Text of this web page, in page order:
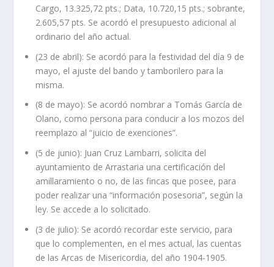
Cargo, 13.325,72 pts.; Data, 10.720,15 pts.; sobrante,
2.605,57 pts. Se acordó el presupuesto adicional al
ordinario del año actual.
(23 de abril): Se acordó para la festividad del día 9 de
mayo, el ajuste del bando y tamborilero para la
misma.
(8 de mayo): Se acordó nombrar a Tomás García de
Olano, como persona para conducir a los mozos del
reemplazo al “juicio de exenciones”.
(5 de junio): Juan Cruz Lambarri, solicita del
ayuntamiento de Arrastaria una certificación del
amillaramiento o no, de las fincas que posee, para
poder realizar una “información posesoria”, según la
ley. Se accede a lo solicitado.
(3 de julio): Se acordó recordar este servicio, para
que lo complementen, en el mes actual, las cuentas
de las Arcas de Misericordia, del año 1904-1905.